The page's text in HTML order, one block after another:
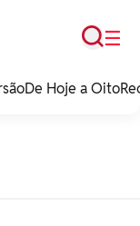
☰
Busca
De Hoje a Oito